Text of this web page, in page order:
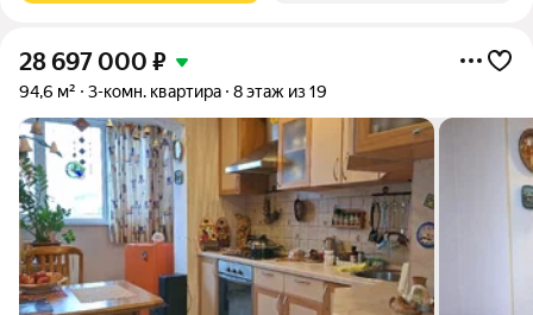
28 697 000 ₽
94,6 м² 3-комн. квартира 8 этаж из 19